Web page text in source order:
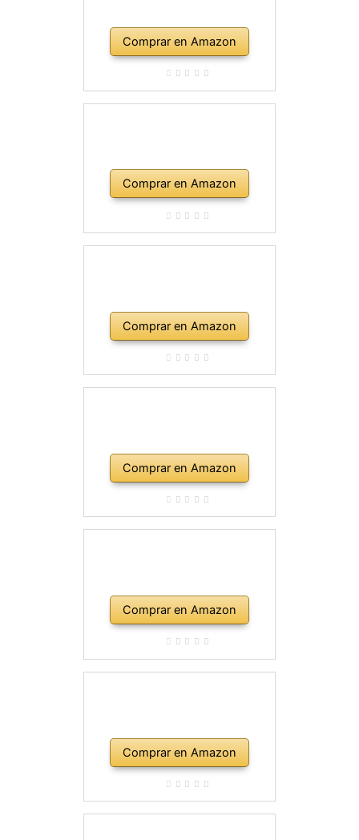
Comprar en Amazon
Comprar en Amazon
Comprar en Amazon
Comprar en Amazon
Comprar en Amazon
Comprar en Amazon